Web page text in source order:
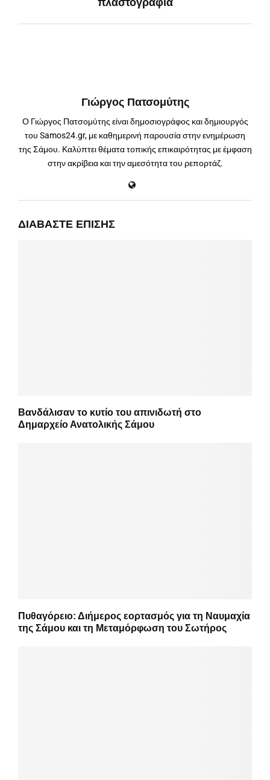
Γιώργος Πατσομύτης
Ο Γιώργος Πατσομύτης είναι δημοσιογράφος και δημιουργός
του Samos24.gr, με καθημερινή παρουσία στην ενημέρωση
της Σάμου. Καλύπτει θέματα τοπικής επικαιρότητας με έμφαση
στην ακρίβεια και την αμεσότητα του ρεπορτάζ.
ΔΙΑΒΆΣΤΕ ΕΠΊΣΗΣ
Βανδάλισαν το κυτίο του απινιδωτή στο
Δημαρχείο Ανατολικής Σάμου
Πυθαγόρειο: Διήμερος εορτασμός για τη Ναυμαχία
της Σάμου και τη Μεταμόρφωση του Σωτήρος